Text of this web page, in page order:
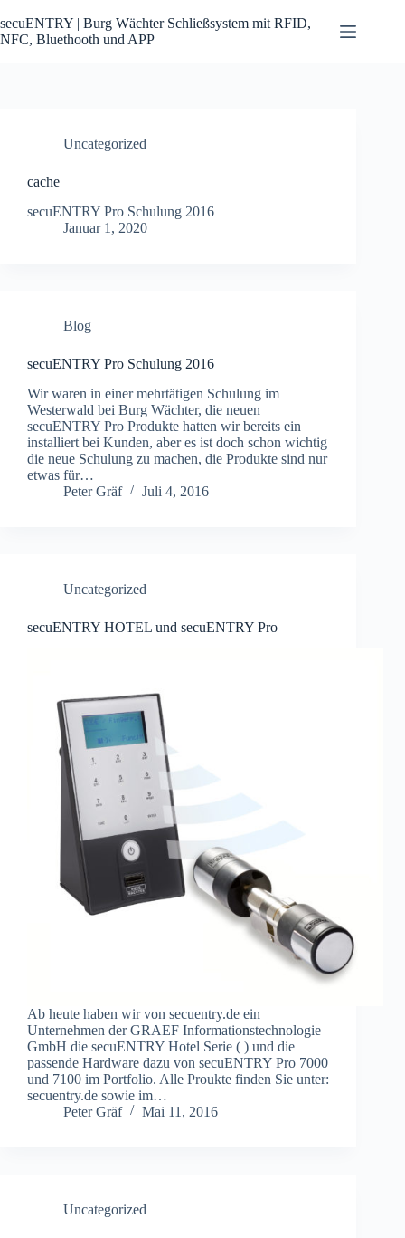
Inhalt
springen
secuENTRY | Burg Wächter Schließsystem mit RFID,
NFC, Bluethooth und APP
Uncategorized
cache
secuENTRY Pro Schulung 2016
Januar 1, 2020
Blog
secuENTRY Pro Schulung 2016
Wir waren in einer mehrtätigen Schulung im
Westerwald bei Burg Wächter, die neuen
secuENTRY Pro Produkte hatten wir bereits ein
installiert bei Kunden, aber es ist doch schon wichtig
die neue Schulung zu machen, die Produkte sind nur
etwas für…
Peter Gräf
Juli 4, 2016
Uncategorized
secuENTRY HOTEL und secuENTRY Pro
Ab heute haben wir von secuentry.de ein
Unternehmen der GRAEF Informationstechnologie
GmbH die secuENTRY Hotel Serie ( ) und die
passende Hardware dazu von secuENTRY Pro 7000
und 7100 im Portfolio. Alle Proukte finden Sie unter:
secuentry.de sowie im…
Peter Gräf
Mai 11, 2016
Uncategorized